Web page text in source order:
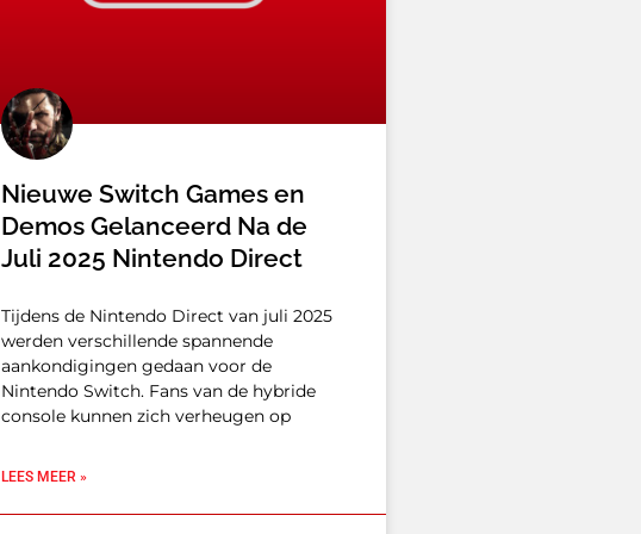
Nieuwe Switch Games en
Demos Gelanceerd Na de
Juli 2025 Nintendo Direct
Tijdens de Nintendo Direct van juli 2025
werden verschillende spannende
aankondigingen gedaan voor de
Nintendo Switch. Fans van de hybride
console kunnen zich verheugen op
LEES MEER »